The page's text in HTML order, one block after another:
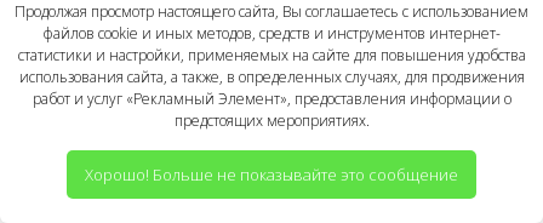
Продолжая просмотр настоящего сайта, Вы соглашаетесь с использованием
файлов cookie и иных методов, средств и инструментов интернет-
статистики и настройки, применяемых на сайте для повышения удобства
использования сайта, а также, в определенных случаях, для продвижения
работ и услуг «Рекламный Элемент», предоставления информации о
предстоящих мероприятиях.
Хорошо! Больше не показывайте это сообщение